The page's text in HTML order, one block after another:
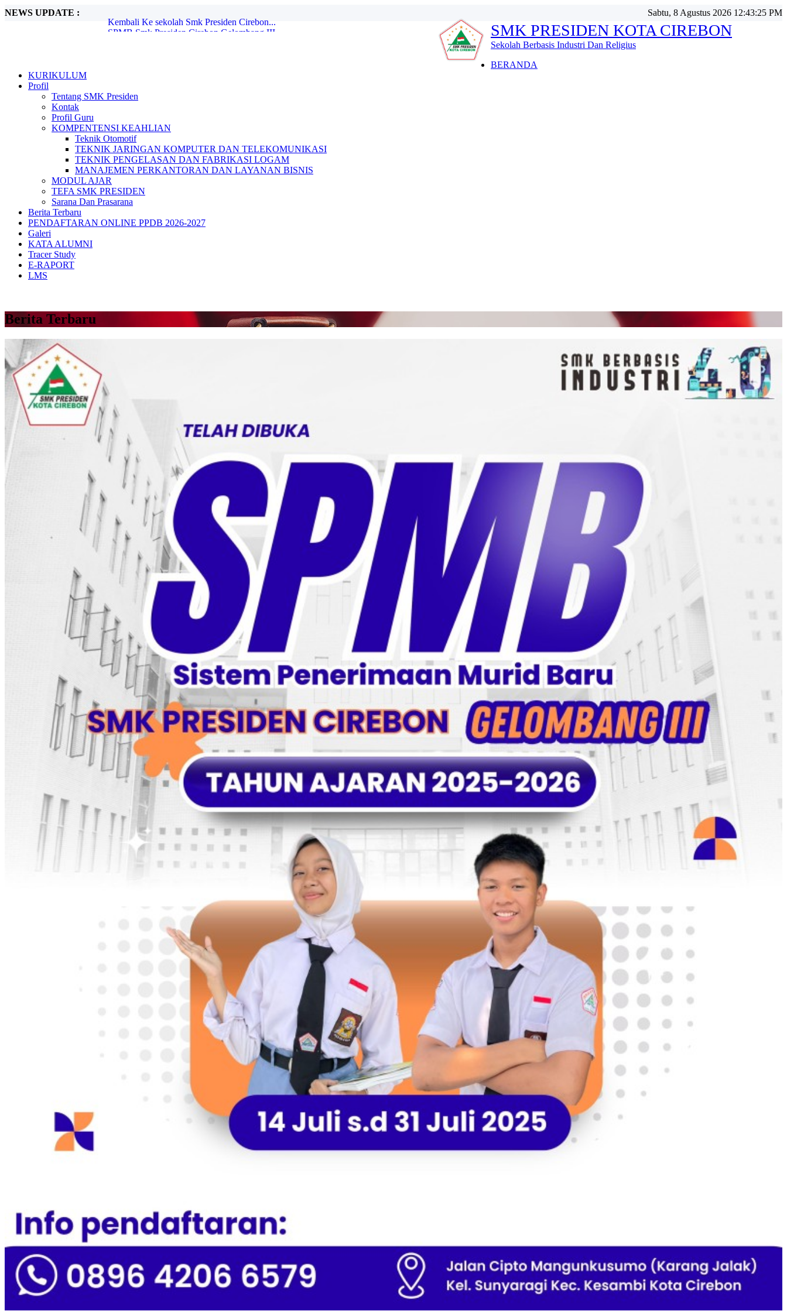
NEWS UPDATE :
SPMB Smk Presiden Cirebon Gelombang III...
Berita hoax, Hati hati!! ...
Kembali Ke sekolah Smk Presiden Cirebon...
Sabtu, 8 Agustus 2026 12:43:26 PM
SMK PRESIDEN KOTA CIREBON
Sekolah Berbasis Industri Dan Religius
BERANDA
KURIKULUM
Profil
Tentang SMK Presiden
Kontak
Profil Guru
KOMPENTENSI KEAHLIAN
Teknik Otomotif
TEKNIK JARINGAN KOMPUTER DAN TELEKOMUNIKASI
TEKNIK PENGELASAN DAN FABRIKASI LOGAM
MANAJEMEN PERKANTORAN DAN LAYANAN BISNIS
MODUL AJAR
TEFA SMK PRESIDEN
Sarana Dan Prasarana
Berita Terbaru
PENDAFTARAN ONLINE PPDB 2026-2027
Galeri
KATA ALUMNI
Tracer Study
E-RAPORT
LMS
Berita Terbaru